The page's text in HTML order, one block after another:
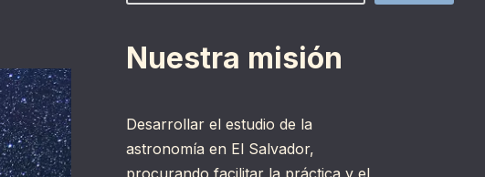
Nuestra misión
Desarrollar el estudio de la
astronomía en El Salvador,